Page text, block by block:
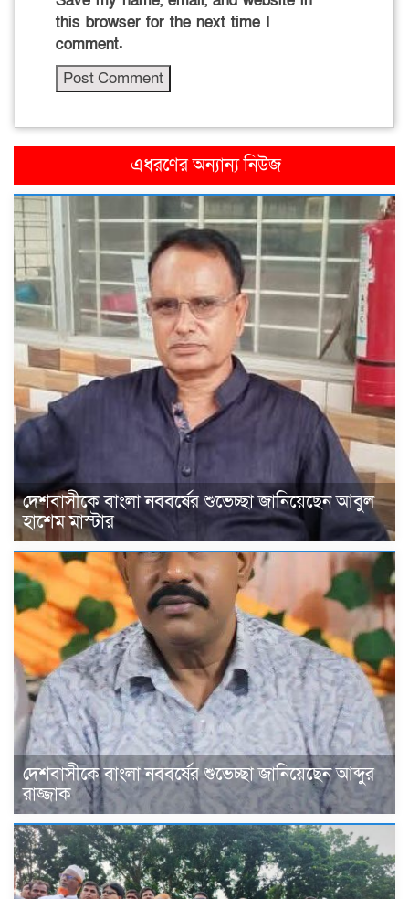
this browser for the next time I
comment.
এধরণের অন্যান্য নিউজ
দেশবাসীকে বাংলা নববর্ষের শুভেচ্ছা জানিয়েছেন আবুল
হাশেম মাস্টার
দেশবাসীকে বাংলা নববর্ষের শুভেচ্ছা জানিয়েছেন আব্দুর
রাজ্জাক